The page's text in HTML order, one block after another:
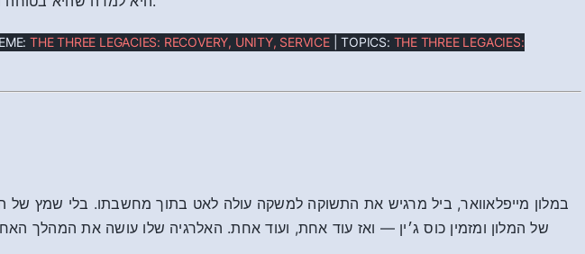
THE THREE LEGACIES: RECOVERY, UNITY, SERVICE| TOPICS: THE THREE LEGACIES:
במלון מייפלאוואר, ביל מרגיש את התשוקה למשקה עולה לאט בתוך מחשבתו. בלי שמץ של
של המלון ומזמין כוס ג׳ין — ואז עוד אחת, ועוד אחת. האלרגיה שלו עושה את המהלך